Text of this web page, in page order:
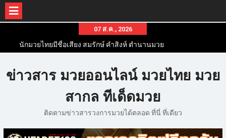
07 ส.ค., 2026
นักมวยไทยมีชื่อเสียง สมรักษ์ คำสิงห์ ตำนานมวย
นักมวยไทยชื่อดัง สุดยอดนักมวยไทยที่ดังไปทั่วโลก
ข่าวมวยไทยโครตฮอต เว็บข่าวมวยในทุกๆแวดวงมี
ข่าวสารวงการมวยมากมาย
ข่าวสาร มวยออนไลน์ มวยไทย มวย
สากล ทีเด็ดมวย
ติดตามข่าวสารวงการมวยได้ตลอด ที่นี่ ที่เดียว